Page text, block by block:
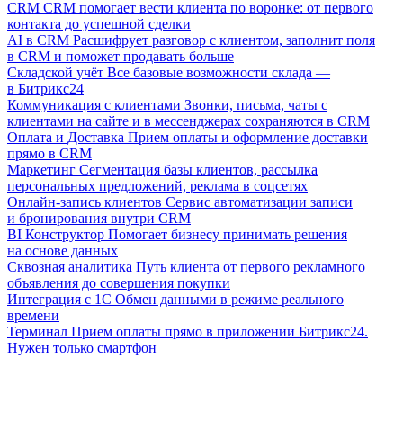
CRM CRM помогает вести клиента по воронке: от первого
контакта до успешной сделки
AI в CRM Расшифрует разговор с клиентом, заполнит поля
в CRM и поможет продавать больше
Складской учёт Все базовые возможности склада —
в Битрикс24
Коммуникация с клиентами Звонки, письма, чаты с
клиентами на сайте и в мессенджерах сохраняются в CRM
Оплата и Доставка Прием оплаты и оформление доставки
прямо в CRM
Маркетинг Сегментация базы клиентов, рассылка
персональных предложений, реклама в соцсетях
Онлайн-запись клиентов Сервис автоматизации записи
и бронирования внутри CRM
BI Конструктор Помогает бизнесу принимать решения
на основе данных
Сквозная аналитика Путь клиента от первого рекламного
объявления до совершения покупки
Интеграция с 1С Обмен данными в режиме реального
времени
Терминал Прием оплаты прямо в приложении Битрикс24.
Нужен только смартфон